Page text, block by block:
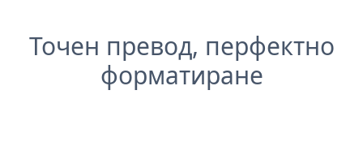
Точен превод, перфектно
форматиране